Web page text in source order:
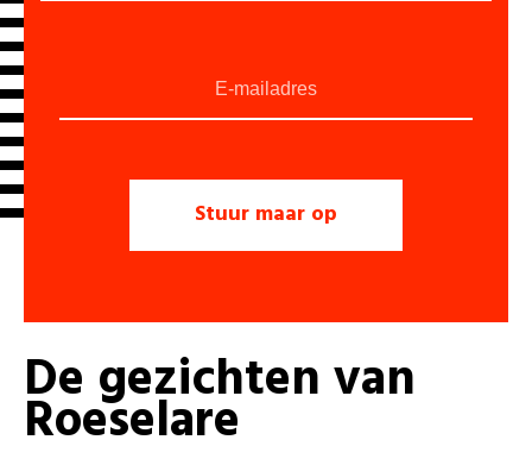
De gezichtenvan
Roeselare